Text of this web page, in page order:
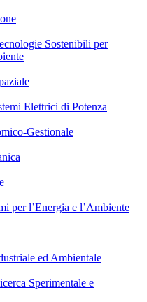
Sostenibili per
Elettrici di Potenza
Gestionale
per l’Energia e l’Ambiente
ed Ambientale
Sperimentale e